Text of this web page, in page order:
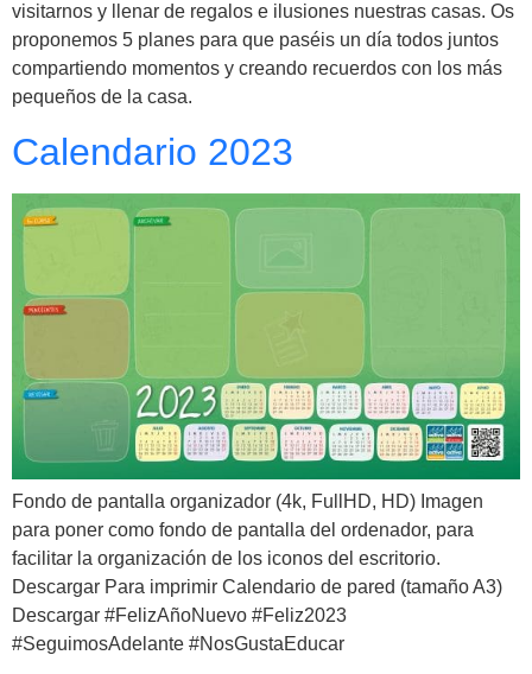
visitarnos y llenar de regalos e ilusiones nuestras casas. Os
proponemos 5 planes para que paséis un día todos juntos
compartiendo momentos y creando recuerdos con los más
pequeños de la casa.
Calendario 2023
Fondo de pantalla organizador (4k, FullHD, HD) Imagen
para poner como fondo de pantalla del ordenador, para
facilitar la organización de los iconos del escritorio.
Descargar Para imprimir Calendario de pared (tamaño A3)
Descargar #FelizAñoNuevo #Feliz2023
#SeguimosAdelante #NosGustaEducar